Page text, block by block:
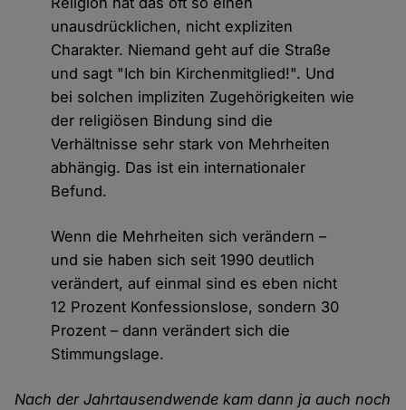
unausdrücklichen, nicht expliziten
Charakter. Niemand geht auf die Straße
und sagt "Ich bin Kirchenmitglied!". Und
bei solchen impliziten Zugehörigkeiten wie
der religiösen Bindung sind die
Verhältnisse sehr stark von Mehrheiten
abhängig. Das ist ein internationaler
Befund.
Wenn die Mehrheiten sich verändern –
und sie haben sich seit 1990 deutlich
verändert, auf einmal sind es eben nicht
12 Prozent Konfessionslose, sondern 30
Prozent – dann verändert sich die
Stimmungslage.
Nach der Jahrtausendwende kam dann ja auch noch